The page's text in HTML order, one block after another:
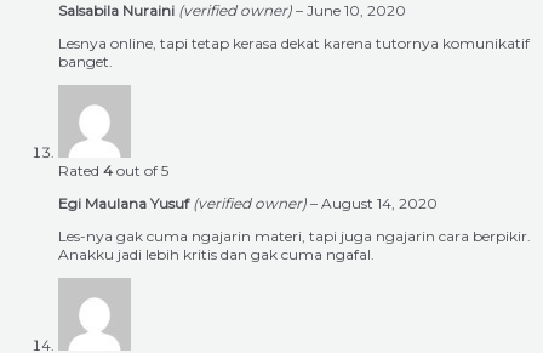
Salsabila Nuraini (verified owner) – June 10, 2020
Lesnya online, tapi tetap kerasa dekat karena tutornya komunikatif
banget.
Rated 4 out of 5
Egi Maulana Yusuf (verified owner) – August 14, 2020
Les-nya gak cuma ngajarin materi, tapi juga ngajarin cara berpikir.
Anakku jadi lebih kritis dan gak cuma ngafal.